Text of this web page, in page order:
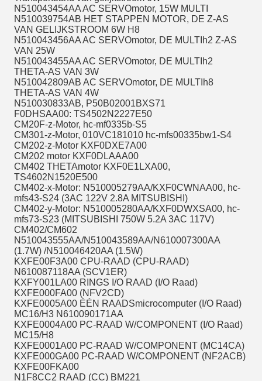
N510043454AA AC SERVOmotor, 15W MULTI
N510039754AB HET STAPPEN MOTOR, DE Z-AS
VAN GELIJKSTROOM 6W H8
N510043456AA AC SERVOmotor, DE MULTIh2 Z-AS
VAN 25W
N510043455AA AC SERVOmotor, DE MULTIh2
THETA-AS VAN 3W
N510042809AB AC SERVOmotor, DE MULTIh8
THETA-AS VAN 4W
N510030833AB, P50B02001BXS71
F0DHSAA00: TS4502N2227E50
CM20F-z-Motor, hc-mf0335b-S5
CM301-z-Motor, 010VC181010 hc-mfs00335bw1-S4
CM202-z-Motor KXF0DXE7A00
CM202 motor KXF0DLAAA00
CM402 THETAmotor KXF0E1LXA00,
TS4602N1520E500
CM402-x-Motor: N510005279AA/KXF0CWNAA00, hc-
mfs43-S24 (3AC 122V 2.8A MITSUBISHI)
CM402-y-Motor: N510005280AA/KXF0DWXSA00, hc-
mfs73-S23 (MITSUBISHI 750W 5.2A 3AC 117V)
CM402/CM602
N510043555AA/N510043589AA/N610007300AA
(1.7W) /N510046420AA (1.5W)
KXFE00F3A00 CPU-RAAD (CPU-RAAD)
N610087118AA (SCV1ER)
KXFY001LA00 RINGS I/O RAAD (I/O Raad)
KXFE000FA00 (NFV2CD)
KXFE0005A00 ÉÉN RAADSmicrocomputer (I/O Raad)
MC16/H3 N610090171AA
KXFE0004A00 PC-RAAD W/COMPONENT (I/O Raad)
MC15/H8
KXFE0001A00 PC-RAAD W/COMPONENT (MC14CA)
KXFE000GA00 PC-RAAD W/COMPONENT (NF2ACB)
KXFE00FKA00
N1F8CC2 RAAD (CC) BM221